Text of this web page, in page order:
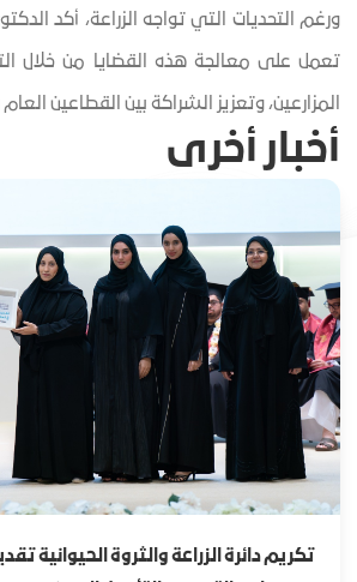
ورغم التحديات التي تواجه الزراعة، أكد
تعمل على معالجة هذه القضايا من خلال
المزارعين، وتعزيز الشراكة بين القطاعين
أخبار أخرى
تكريم دائرة الزراعة والثروة الحيوانية